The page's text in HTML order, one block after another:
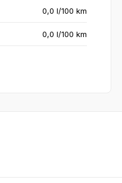
0,0 l/100 km
0,0 l/100 km